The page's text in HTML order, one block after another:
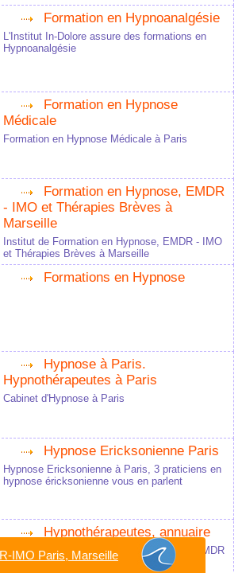
Formation en Hypnoanalgésie
L'Institut In-Dolore assure des formations en
Hypnoanalgésie
Formation en Hypnose
Médicale
Formation en Hypnose Médicale à Paris
Formation en Hypnose, EMDR
- IMO et Thérapies Brèves à
Marseille
Institut de Formation en Hypnose, EMDR - IMO
et Thérapies Brèves à Marseille
Formations en Hypnose
Hypnose à Paris.
Hypnothérapeutes à Paris
Cabinet d'Hypnose à Paris
Hypnose Ericksonienne Paris
Hypnose Ericksonienne à Paris, 3 praticiens en
hypnose éricksonienne vous en parlent
Hypnothérapeutes, annuaire
Annuaire Hypnothérapeutes et Praticiens EMDR
à Paris, Marseille, Bordeaux, Lyon, Nantes
IMO Paris, Marseille